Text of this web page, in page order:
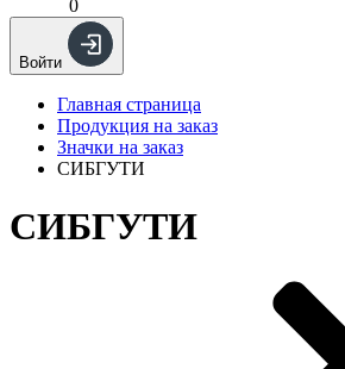
0
Войти
Главная страница
Продукция на заказ
Значки на заказ
СИБГУТИ
СИБГУТИ